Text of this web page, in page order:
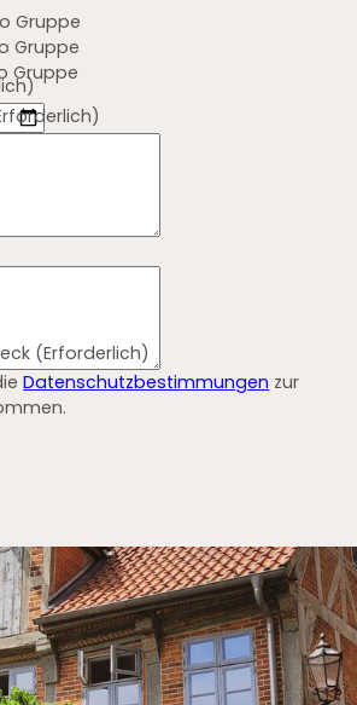
Gruppe
Gruppe
Gruppe
(Erforderlich)
Datenschutzbestimmungen zur